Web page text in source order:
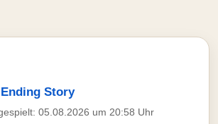
Story
05.08.2026 um 20:58 Uhr